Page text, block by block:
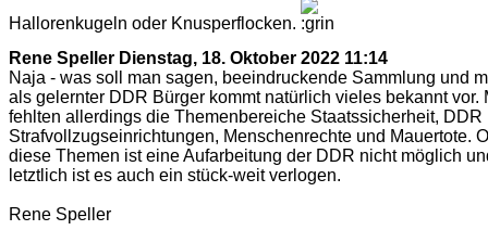
Hallorenkugeln oder Knusperflocken.
Rene Speller Dienstag, 18. Oktober 2022 11:14
Naja - was soll man sagen, beeindruckende Sammlung und
als gelernter DDR Bürger kommt natürlich vieles bekannt vor.
fehlten allerdings die Themenbereiche Staatssicherheit, DDR
Strafvollzugseinrichtungen, Menschenrechte und Mauertote.
diese Themen ist eine Aufarbeitung der DDR nicht möglich
letztlich ist es auch ein stück-weit verlogen.
Rene Speller